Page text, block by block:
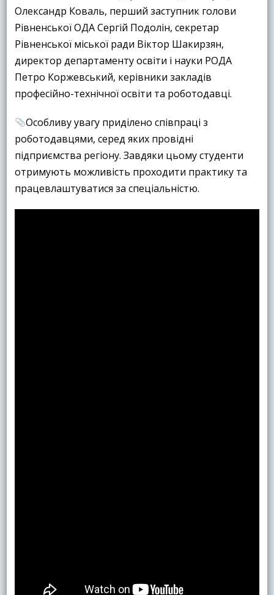
Олександр Коваль, перший заступник голови
Рівненської ОДА Сергій Подолін, секретар
Рівненської міської ради Віктор Шакирзян,
директор департаменту освіти і науки РОДА
Петро Коржевський, керівники закладів
професійно-технічної освіти та роботодавці.
Особливу увагу приділено співпраці з
роботодавцями, серед яких провідні
підприємства регіону. Завдяки цьому студенти
отримують можливість проходити практику та
працевлаштуватися за спеціальністю.